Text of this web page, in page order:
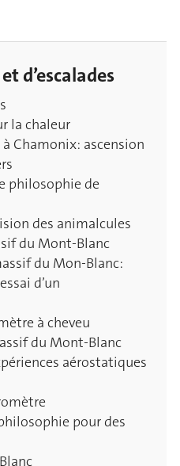
d’escalades
la chaleur
Chamonix: ascension
philosophie de
des animalcules
du Mont-Blanc
du Mon-Blanc:
d’un
à cheveu
du Mont-Blanc
aérostatiques
pour des